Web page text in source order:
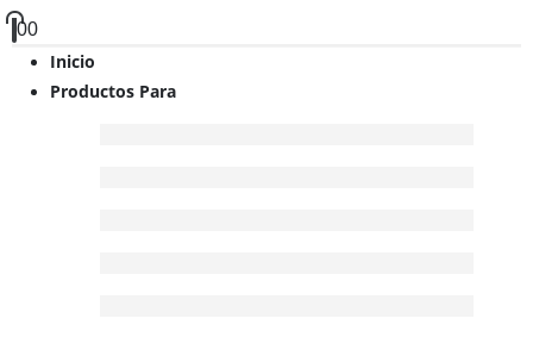
00
Inicio
Productos Para